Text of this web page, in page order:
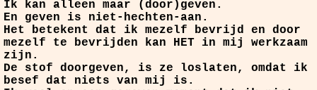
Ik kan alleen maar (door)geven.
En geven is niet-hechten-aan.
Het betekent dat ik mezelf bevrijd en door
mezelf te bevrijden kan HET in mij werkzaam
zijn.
De stof doorgeven, is ze loslaten, omdat ik
besef dat niets van mij is.